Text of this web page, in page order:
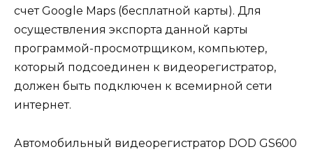
счет Google Maps (бесплатной карты). Для
осуществления экспорта данной карты
программой-просмотрщиком, компьютер,
который подсоединен к видеорегистратор,
должен быть подключен к всемирной сети
интернет.
Автомобильный видеорегистратор DOD GS600